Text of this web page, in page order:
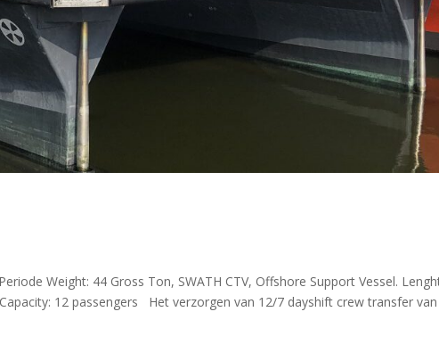
Weight: 44 Gross Ton, SWATH CTV, Offshore Support Vessel.
12 passengers Het verzorgen van 12/7 dayshift crew transfer van